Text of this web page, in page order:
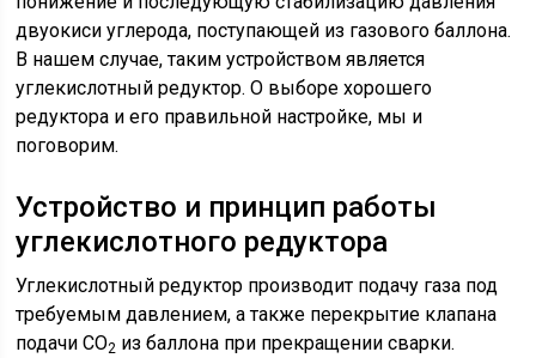
двуокиси углерода, поступающей из газового баллона.
В нашем случае, таким устройством является
углекислотный редуктор. О выборе хорошего
редуктора и его правильной настройке, мы и
поговорим.
Устройство и принцип работы
углекислотного редуктора
Углекислотный редуктор производит подачу газа под
требуемым давлением, а также перекрытие клапана
подачи СО2 из баллона при прекращении сварки.